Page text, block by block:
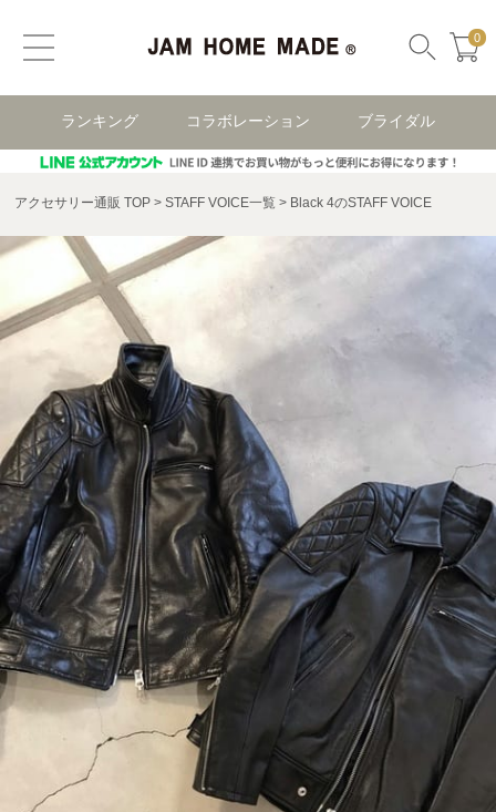
0
ランキング コラボレーション ブライダル
アクセサリー通販 TOP STAFF VOICE一覧 Black 4のSTAFF VOICE